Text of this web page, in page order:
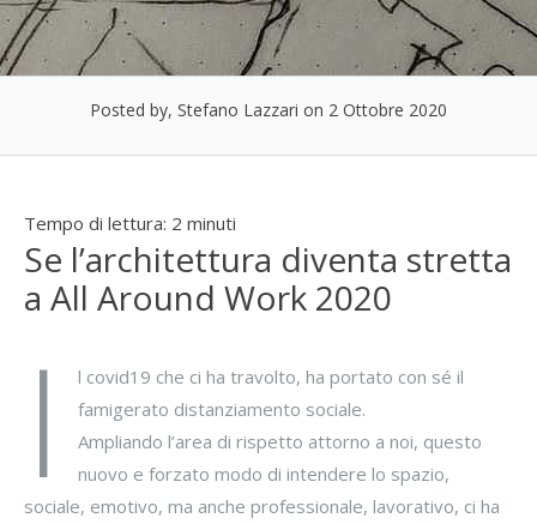
Posted by, Stefano Lazzari on 2 Ottobre 2020
Tempo di lettura: 2 minuti
Se l’architettura diventa stretta
a All Around Work 2020
I
l covid19 che ci ha travolto, ha portato con sé il
famigerato distanziamento sociale.
Ampliando l’area di rispetto attorno a noi, questo
nuovo e forzato modo di intendere lo spazio,
sociale, emotivo, ma anche professionale, lavorativo, ci ha